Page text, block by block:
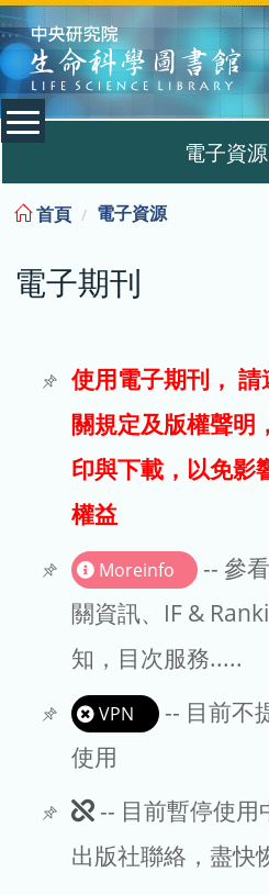
:::
電子資源
電子期
試用
文章處
首頁 電子資源
電子期刊
使用電子期刊，
關規定及版權聲明
印與下載，以免影
權益
Moreinfo
-- 參
關資訊、IF &
知，目次服務.....
VPN
-- 目前不
使用
此
期
-- 目前暫停使用
出版社聯絡，盡快